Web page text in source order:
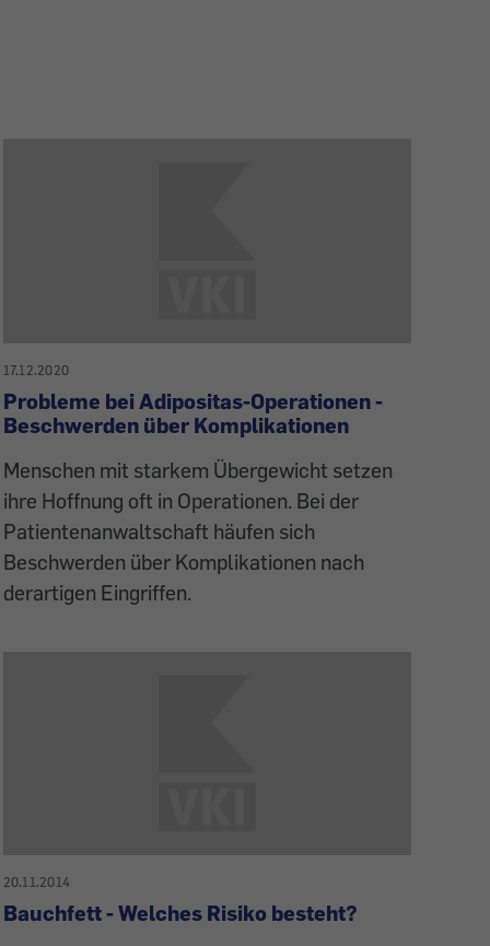
17.12.2020
Probleme bei Adipositas-Operationen -
Beschwerden über Komplikationen
Menschen mit starkem Übergewicht setzen
ihre Hoffnung oft in Operationen. Bei der
Patientenanwaltschaft häufen sich
Beschwerden über Komplikationen nach
derartigen Eingriffen.
20.11.2014
Bauchfett - Welches Risiko besteht?